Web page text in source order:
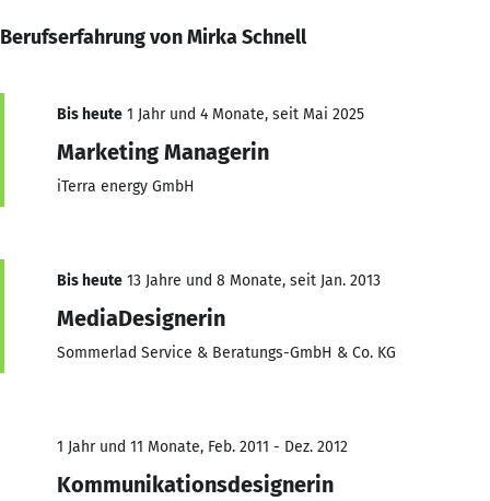
Berufserfahrung von Mirka Schnell
Bis heute 1 Jahr und 4 Monate, seit Mai 2025
Marketing Managerin
iTerra energy GmbH
Bis heute 13 Jahre und 8 Monate, seit Jan. 2013
MediaDesignerin
Sommerlad Service & Beratungs-GmbH & Co. KG
1 Jahr und 11 Monate, Feb. 2011 - Dez. 2012
Kommunikationsdesignerin